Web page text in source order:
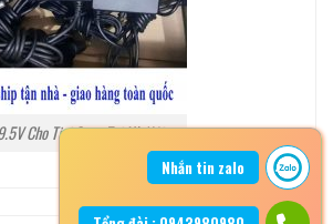
Cho Tivi Sony Tại Hà Nội
Nhắn tin zalo